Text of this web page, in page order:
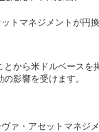
トマネジメントが円換
とから米ドルベースを
影響を受けます。
ァ・アセットマネジ